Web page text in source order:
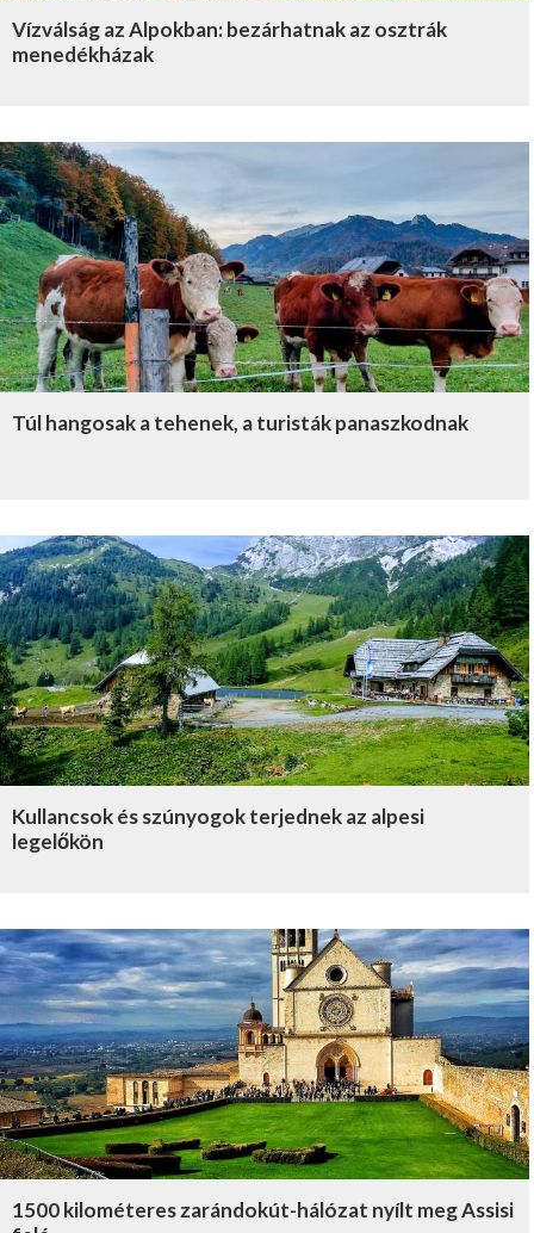
Vízválság az Alpokban: bezárhatnak az osztrák
menedékházak
Túl hangosak a tehenek, a turisták panaszkodnak
Kullancsok és szúnyogok terjednek az alpesi
legelőkön
1500 kilométeres zarándokút-hálózat nyílt meg Assisi